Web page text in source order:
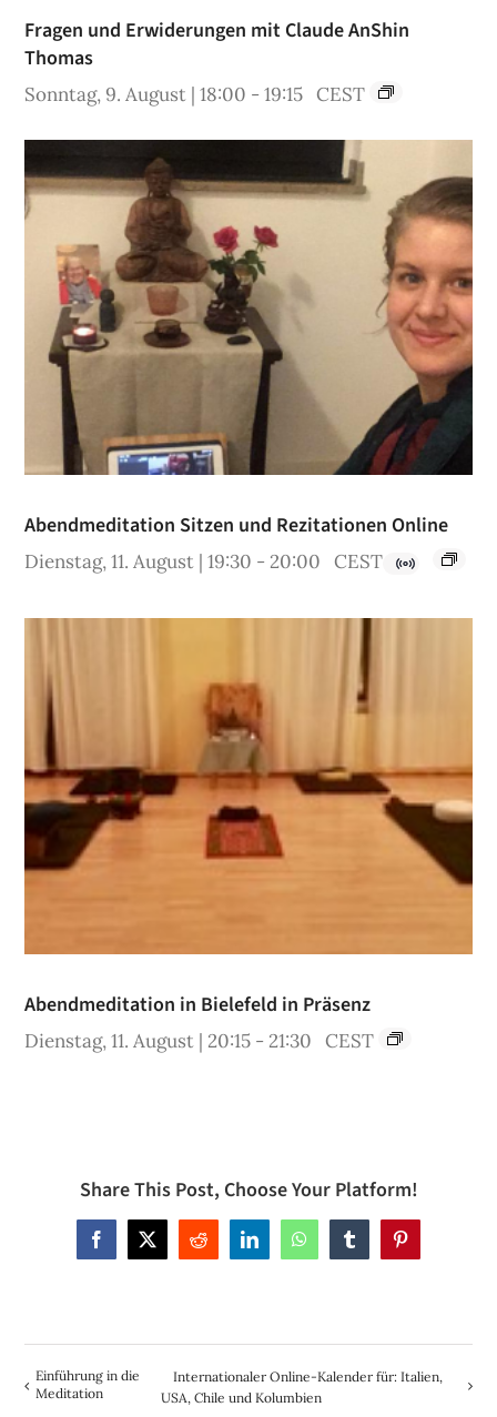
Fragen und Erwiderungen mit Claude AnShin
Thomas
Sonntag, 9. August | 18:00 -19:15 CEST
Abendmeditation Sitzen und Rezitationen Online
Dienstag, 11. August | 19:30 -20:00 CEST
Abendmeditation in Bielefeld in Präsenz
Dienstag, 11. August | 20:15 -21:30 CEST
Share This Post, Choose Your Platform!
Facebook
X Reddit LinkedInWhatsAppTumblrPinterest
Einführung in die
Meditation
Internationaler Online-Kalender für: Italien,
USA, Chile und Kolumbien